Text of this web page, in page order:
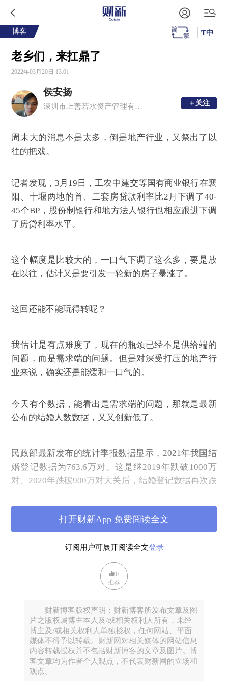
博客 T中
老乡们，来扛鼎了
2022年03月20日 13:01
侯安扬
深圳市上善若水资产管理有限公司董事长 ＋关注
＋关注
周末大的消息不是太多，倒是地产行业，又祭出了以
往的把戏。
记者发现，3月19日，工农中建交等国有商业银行在襄
阳、十堰两地的首、二套房贷款利率比2月下调了40-
45个BP，股份制银行和地方法人银行也相应跟进下调
了房贷利率水平。
这个幅度是比较大的，一口气下调了这么多，要是放
在以往，估计又是要引发一轮新的房子暴涨了。
这回还能不能玩得转呢？
我估计是有点难度了，现在的瓶颈已经不是供给端的
问题，而是需求端的问题。但是对深受打压的地产行
业来说，确实还是能缓和一口气的。
今天有个数据，能看出是需求端的问题，那就是最新
公布的结婚人数数据，又又创新低了。
民政部最新发布的统计季报数据显示，2021年我国结
婚登记数据为763.6万对。这是继2019年跌破1000万
对、2020年跌破900万对大关后，结婚登记数据再次跌
年（民政部网站公布有1986年以来的数据）以来的新
低，仅为2013年最高峰的56.6%。
订阅用户可展开阅读全文登录
打开财新App 免费阅读全文
0
推荐
财新博客版权声明：财新博客所发布文章及图
片之版权属博主本人及/或相关权利人所有，未经
博主及/或相关权利人单独授权，任何网站、平面
媒体不得予以转载。财新网对相关媒体的网站信息
内容转载授权并不包括财新博客的文章及图片。博
客文章均为作者个人观点，不代表财新网的立场和
观点。